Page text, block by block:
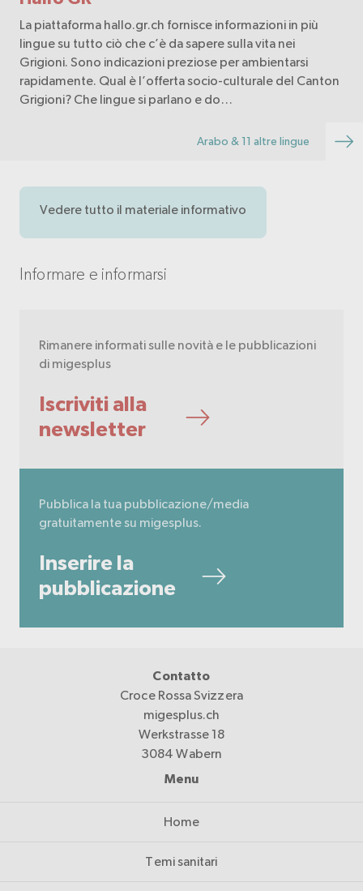
La piattaforma hallo.gr.ch fornisce informazioni in più
lingue su tutto ciò che c’è da sapere sulla vita nei
Grigioni. Sono indicazioni preziose per ambientarsi
rapidamente. Qual è l’offerta socio-culturale del Canton
Grigioni? Che lingue si parlano e do…
Arabo & 11 altre lingue
Vedere tutto il materiale informativo
Informare e informarsi
Rimanere informati sulle novità e le pubblicazioni
di migesplus
Iscriviti alla
newsletter
Pubblica la tua pubblicazione/media
gratuitamente su migesplus.
Inserire la
pubblicazione
Contatto
Croce Rossa Svizzera
migesplus.ch
Werkstrasse 18
3084 Wabern
Menu
Home
Temi sanitari